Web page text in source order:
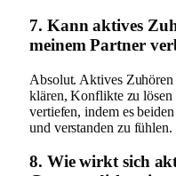
7. Kann aktives
meinem Partner
Absolut. Aktives Zuhören
klären, Konflikte zu lösen
vertiefen, indem es
und verstanden zu fühlen.
8. Wie wirkt sich